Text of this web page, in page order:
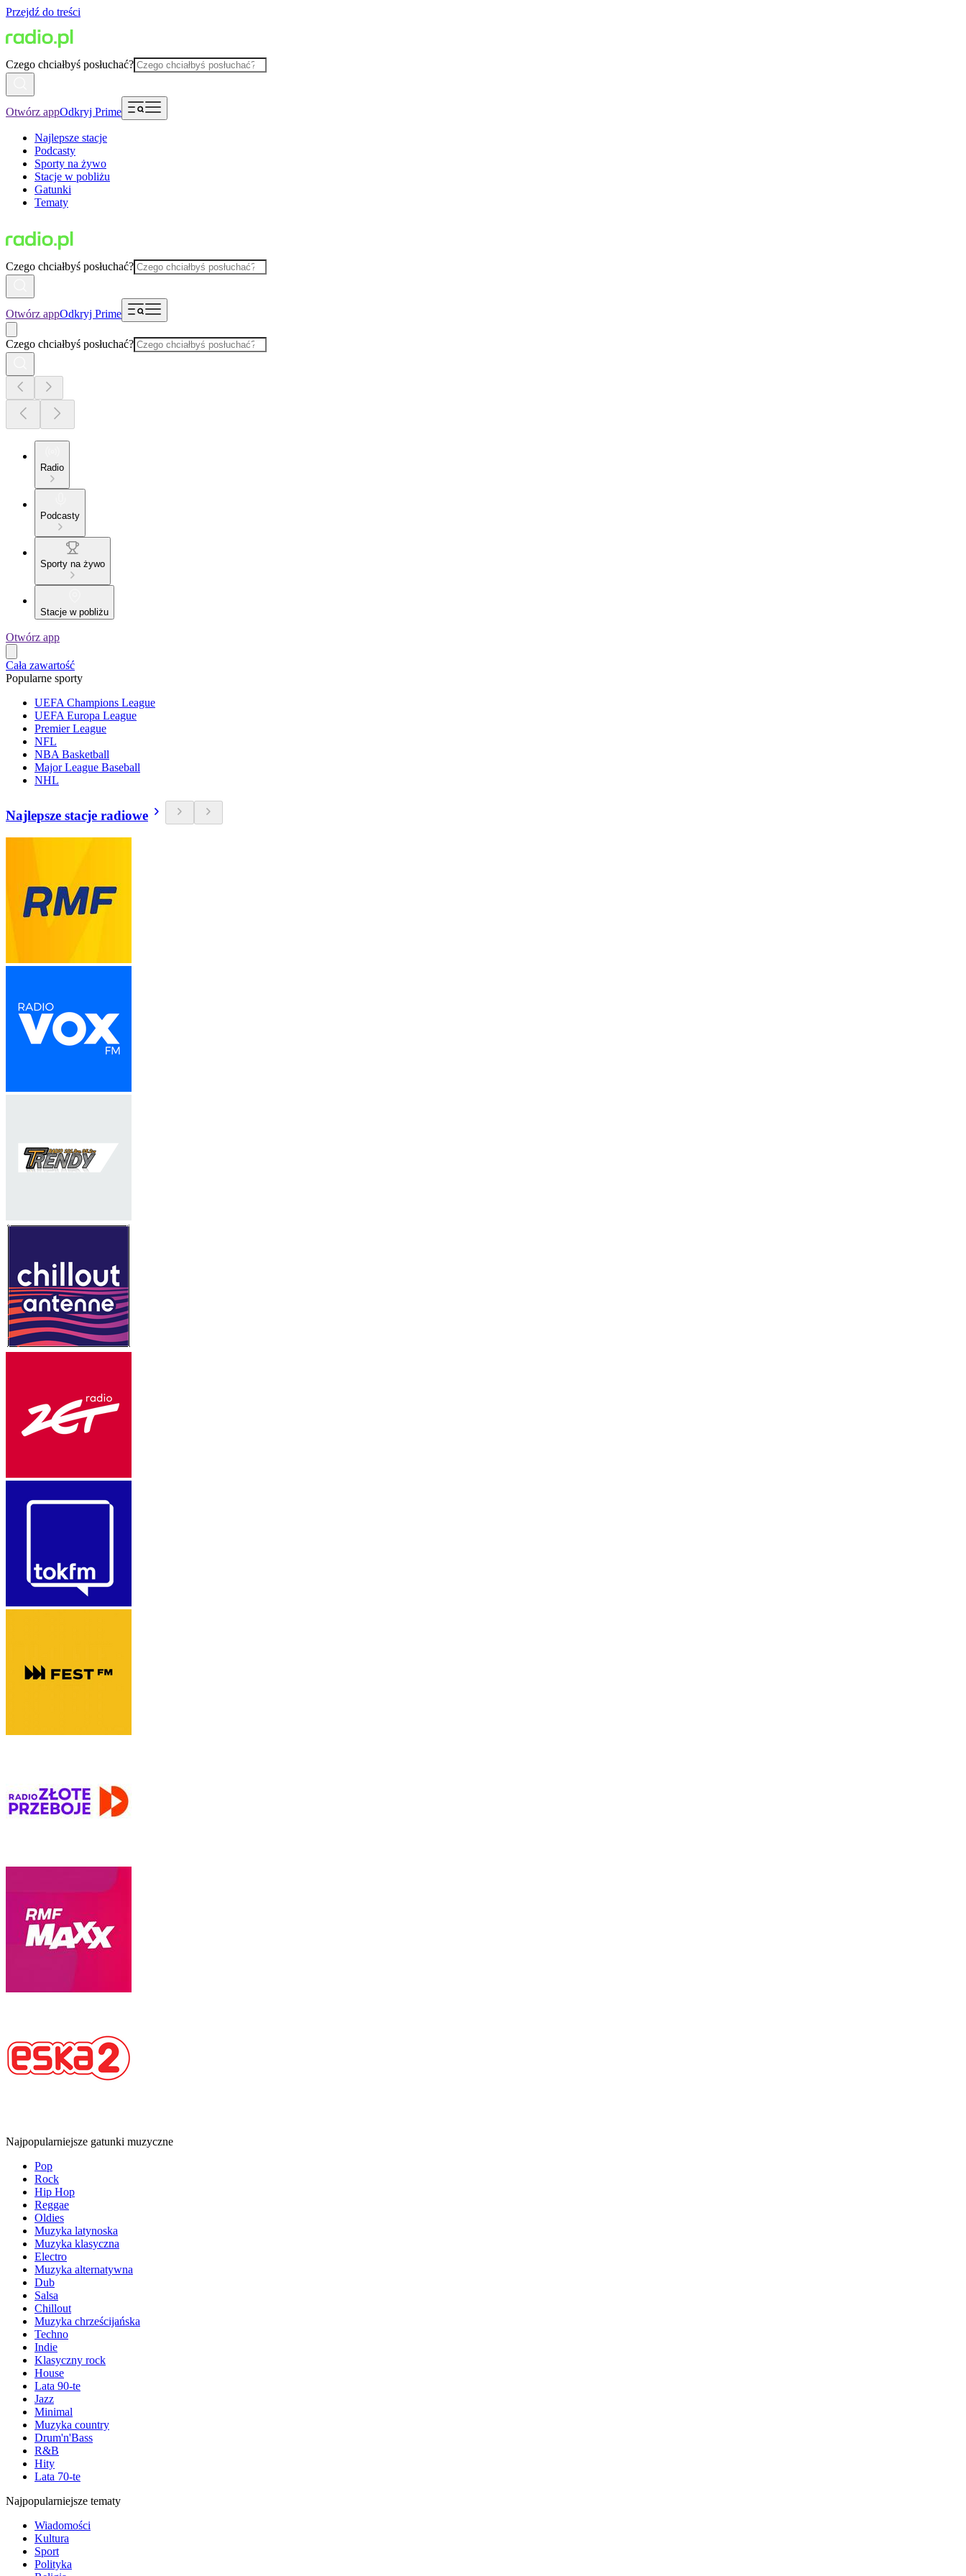
Przejdź do treści
Czego chciałbyś posłuchać?
Otwórz appOdkryj Prime
Najlepsze stacje
Podcasty
Sporty na żywo
Stacje w pobliżu
Gatunki
Tematy
Czego chciałbyś posłuchać?
Otwórz appOdkryj Prime
Czego chciałbyś posłuchać?
Radio
Podcasty
Sporty na żywo
Stacje w pobliżu
Otwórz app
Cała zawartość
Popularne sporty
UEFA Champions League
UEFA Europa League
Premier League
NFL
NBA Basketball
Major League Baseball
NHL
Najlepsze stacje radiowe
Najpopularniejsze gatunki muzyczne
Pop
Rock
Hip Hop
Reggae
Oldies
Muzyka latynoska
Muzyka klasyczna
Electro
Muzyka alternatywna
Dub
Salsa
Chillout
Muzyka chrześcijańska
Techno
Indie
Klasyczny rock
House
Lata 90-te
Jazz
Minimal
Muzyka country
Drum'n'Bass
R&B
Hity
Lata 70-te
Najpopularniejsze tematy
Wiadomości
Kultura
Sport
Polityka